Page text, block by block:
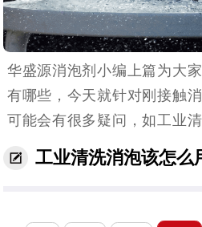
华盛源消泡剂小编上篇为大
有哪些，今天就针对刚接触
可能会有很多疑问，如工业
的注意事项有哪些？所以小
家解答。（工业清洗消泡剂